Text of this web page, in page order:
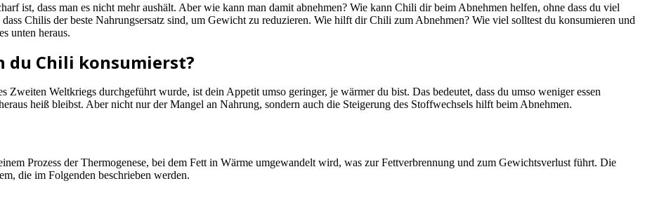
ist, dass man es nicht mehr aushält. Aber wie kann man damit abnehmen? Wie kann Chili dir beim Abnehmen helfen, ohne dass du viel
Chilis der beste Nahrungsersatz sind, um Gewicht zu reduzieren. Wie hilft dir Chili zum Abnehmen? Wie viel solltest du konsumieren und
unten heraus.
du Chili konsumierst?
Zweiten Weltkriegs durchgeführt wurde, ist dein Appetit umso geringer, je wärmer du bist. Das bedeutet, dass du umso weniger essen
heiß bleibst. Aber nicht nur der Mangel an Nahrung, sondern auch die Steigerung des Stoffwechsels hilft beim Abnehmen.
Prozess der Thermogenese, bei dem Fett in Wärme umgewandelt wird, was zur Fettverbrennung und zum Gewichtsverlust führt. Die
die im Folgenden beschrieben werden.